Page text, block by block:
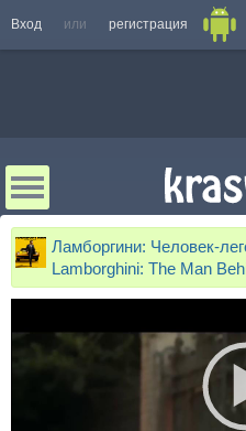
Вход или регистрация
Ламборгини: Человек-
Lamborghini: The Man